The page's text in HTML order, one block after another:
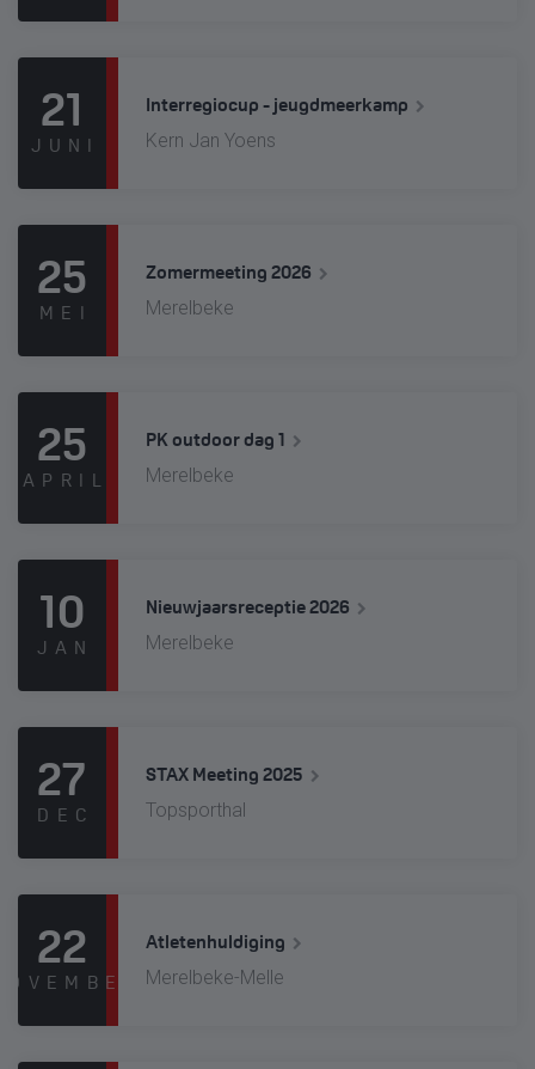
21
JUNI
Interregiocup - jeugdmeerkamp
Kern Jan Yoens
25
MEI
Zomermeeting 2026
Merelbeke
25
APRIL
PK outdoor dag 1
Merelbeke
10
JAN
Nieuwjaarsreceptie 2026
Merelbeke
27
DEC
STAX Meeting 2025
Topsporthal
22 Atletenhuldiging
Merelbeke-Melle